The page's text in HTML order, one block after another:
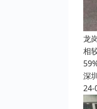
龙
相
深
24-